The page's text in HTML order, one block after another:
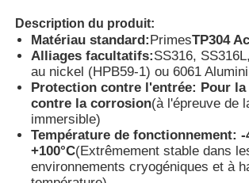
Produits
A propos de nous
Visite d'usine
Contrôle de la qualité
Description du produit:
Matériau standard:PrimesTP304
Alliages facultatifs:SS316,
au nickel (HPB59-1) ou 6061
Protection contre l'entrée: Pour
contre la corrosion(à l'épreuve de
immersible)
Température de fonctionnement: -
+100°C(Extrêmement stable dans
environnements cryogéniques et à